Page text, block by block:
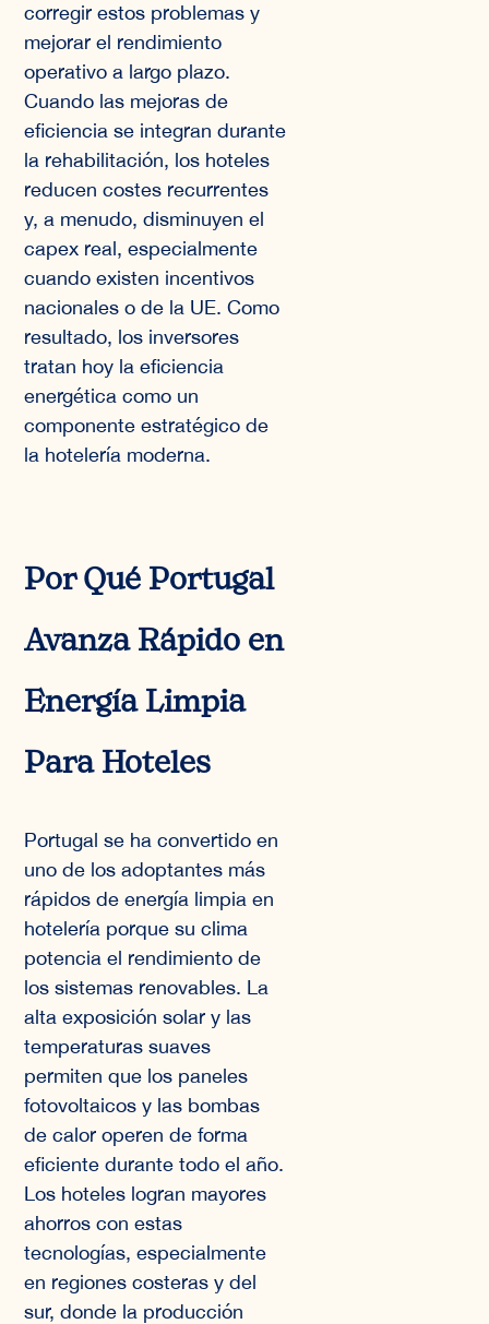
corregir estos problemas y
mejorar el rendimiento
operativo a largo plazo.
Cuando las mejoras de
eficiencia se integran durante
la rehabilitación, los hoteles
reducen costes recurrentes
y, a menudo, disminuyen el
capex real, especialmente
cuando existen incentivos
nacionales o de la UE. Como
resultado, los inversores
tratan hoy la eficiencia
energética como un
componente estratégico de
la hotelería moderna.
Por Qué Portugal
Avanza Rápido en
Energía Limpia
Para Hoteles
Portugal se ha convertido en
uno de los adoptantes más
rápidos de energía limpia en
hotelería porque su clima
potencia el rendimiento de
los sistemas renovables. La
alta exposición solar y las
temperaturas suaves
permiten que los paneles
fotovoltaicos y las bombas
de calor operen de forma
eficiente durante todo el año.
Los hoteles logran mayores
ahorros con estas
tecnologías, especialmente
en regiones costeras y del
sur, donde la producción